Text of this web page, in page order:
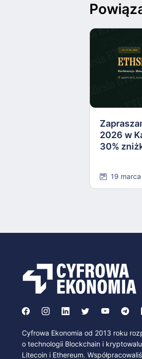
2026 w
30%
19
Cyfrowa Ekonomia od 2013 roku
o technologii Blockchain i
Litecoin i Ethereum.